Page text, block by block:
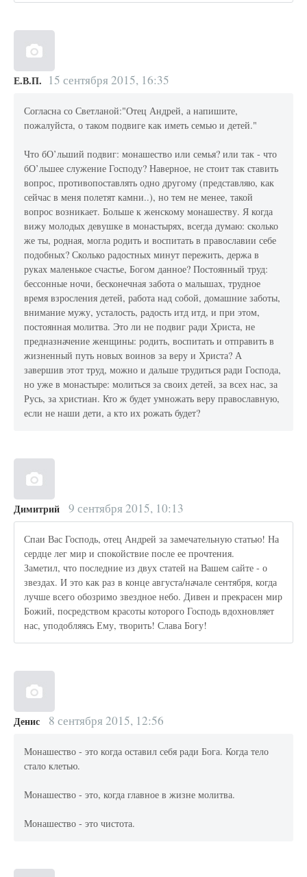
Е.В.П. 15 сентября 2015, 16:35
Согласна со Светланой:"Отец Андрей, а напишите,
пожалуйста, о таком подвиге как иметь семью и детей."
Что бО’льший подвиг: монашество или семья? или так - что
бО’льшее служение Господу? Наверное, не стоит так ставить
вопрос, противопоставлять одно другому (представляю, как
сейчас в меня полетят камни..), но тем не менее, такой
вопрос возникает. Больше к женскому монашеству. Я когда
вижу молодых девушке в монастырях, всегда думаю: сколько
же ты, родная, могла родить и воспитать в православии себе
подобных? Сколько радостных минут пережить, держа в
руках маленькое счастье, Богом данное? Постоянный труд:
бессонные ночи, бесконечная забота о малышах, трудное
время взросления детей, работа над собой, домашние заботы,
внимание мужу, усталость, радость итд итд, и при этом,
постоянная молитва. Это ли не подвиг ради Христа, не
предназначение женщины: родить, воспитать и отправить в
жизненный путь новых воинов за веру и Христа? А
завершив этот труд, можно и дальше трудиться ради Господа,
но уже в монастыре: молиться за своих детей, за всех нас, за
Русь, за христиан. Кто ж будет умножать веру православную,
если не наши дети, а кто их рожать будет?
Димитрий 9 сентября 2015, 10:13
Спаи Вас Господь, отец Андрей за замечательную статью! На
сердце лег мир и спокойствие после ее прочтения.
Заметил, что последние из двух статей на Вашем сайте - о
звездах. И это как раз в конце августа/начале сентября, когда
лучше всего обозримо звездное небо. Дивен и прекрасен мир
Божий, посредством красоты которого Господь вдохновляет
нас, уподобляясь Ему, творить! Слава Богу!
Денис 8 сентября 2015, 12:56
Монашество - это когда оставил себя ради Бога. Когда тело
стало клетью.
Монашество - это, когда главное в жизне молитва.
Монашество - это чистота.